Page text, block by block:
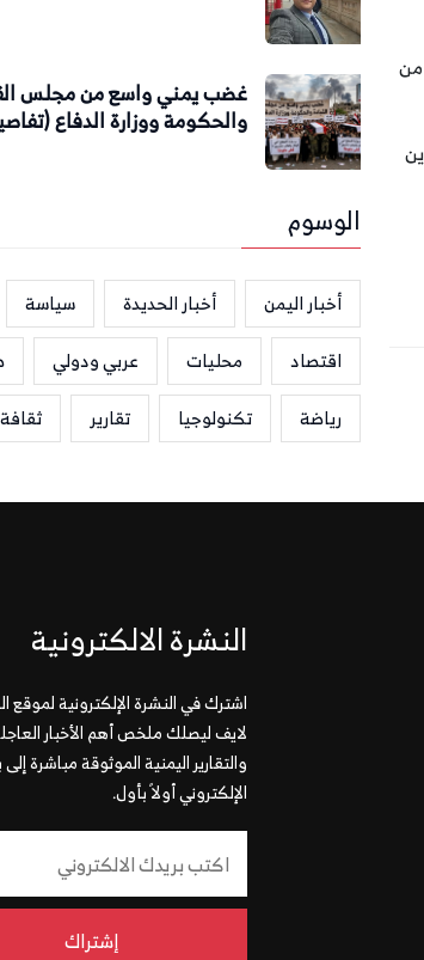
جاء القرار في جلسة علنية عقدت في محافظة مأرب (شمال شرق)، حسب طلبات المدعي العام العسكري بشأن 175 من
غضب يمني واسع من مجلس
والحكومة ووزارة الدفاع
الوسوم
أخبار اليمن أخبار الحديدة
سياسة
اقتصاد
محليات عربي ودولي
رياضة
تكنولوجيا تقارير ثقافة
النشرة الالكترونية
اشترك في النشرة الإلكترونية لموقع
لايف ليصلك ملخص أهم الأخبار
والتقارير اليمنية الموثوقة مباشرة
الإلكتروني أولاً بأول.
إشتراك